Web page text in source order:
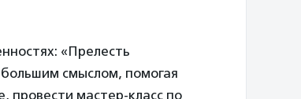
«Прелесть
смыслом, помогая
провести мастер-класс по